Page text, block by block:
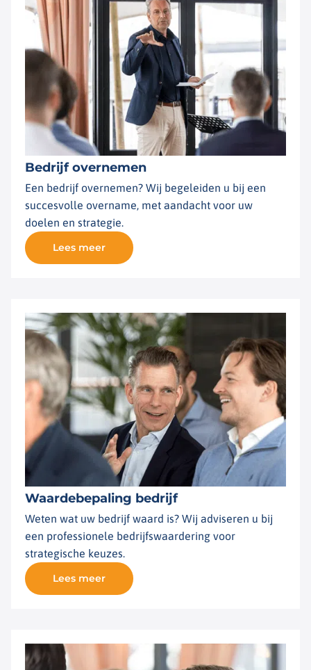
Bedrijf overnemen
Een bedrijf overnemen? Wij begeleiden u bij een
succesvolle overname, met aandacht voor uw
doelen en strategie.
Lees meer
Waardebepaling bedrijf
Weten wat uw bedrijf waard is? Wij adviseren u bij
een professionele bedrijfswaardering voor
strategische keuzes.
Lees meer